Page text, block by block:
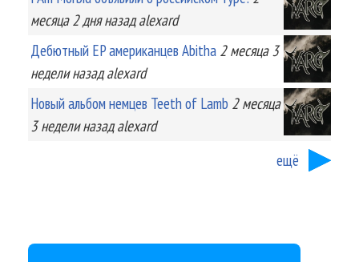
месяца 2 дняназад alexard
Дебютный EP американцев Abitha 2 месяца 3
неделиназад alexard
Новый альбом немцев Teeth of Lamb 2 месяца
3 неделиназад alexard
ещё